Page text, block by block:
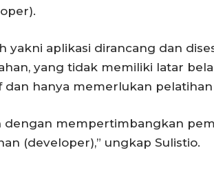
yakni aplikasi dirancang dan
yang tidak memiliki latar
hanya memerlukan
dengan mempertimbangkan
(developer),” ungkap Sulistio.